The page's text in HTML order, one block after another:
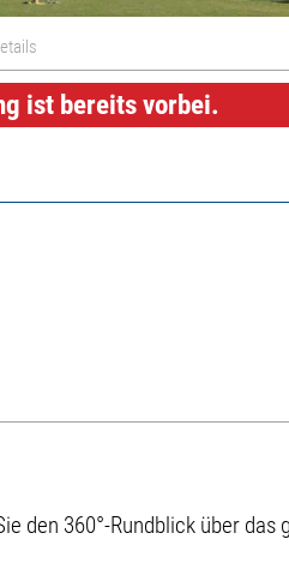
ist bereits vorbei.
den 360°-Rundblick über